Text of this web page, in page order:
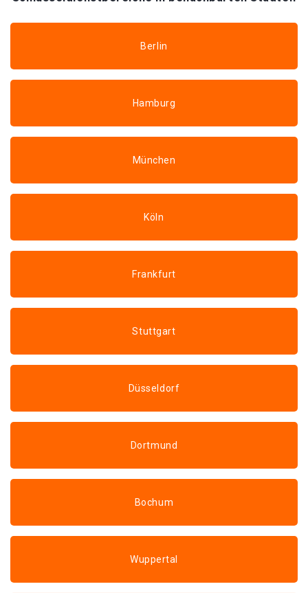
Berlin
Hamburg
München
Köln
Frankfurt
Stuttgart
Düsseldorf
Dortmund
Bochum
Wuppertal